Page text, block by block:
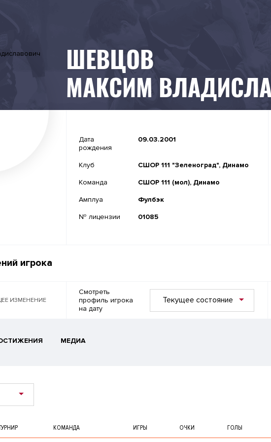
ШЕВЦОВ
МАКСИМ
Дата
рождения
09.03.2001
Клуб СШОР 111 "Зеленоград", Динамо
Команда СШОР 111 (мол), Динамо
Амплуа Фулбэк
№ лицензии 01085
игрока
ИЗМЕНЕНИЕ
Смотреть
профиль игрока
на дату
Текущее состояние
МЕДИА
КОМАНДА ИГРЫ ОЧКИ ГОЛЫ